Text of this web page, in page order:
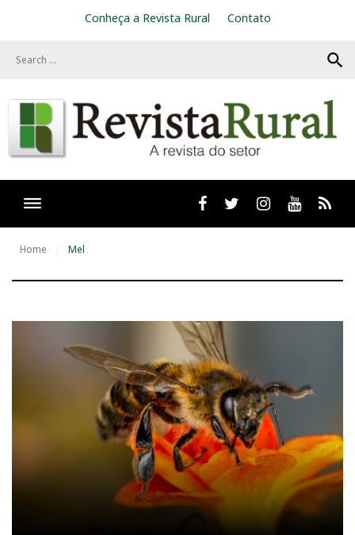
Conheça a Revista Rural Contato
search
Facebooktwitter Instagram
Youtube
Home Mel
T
M
l